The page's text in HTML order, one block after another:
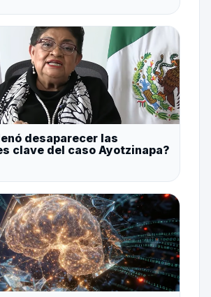
desaparecer las
clave del caso Ayotzinapa?